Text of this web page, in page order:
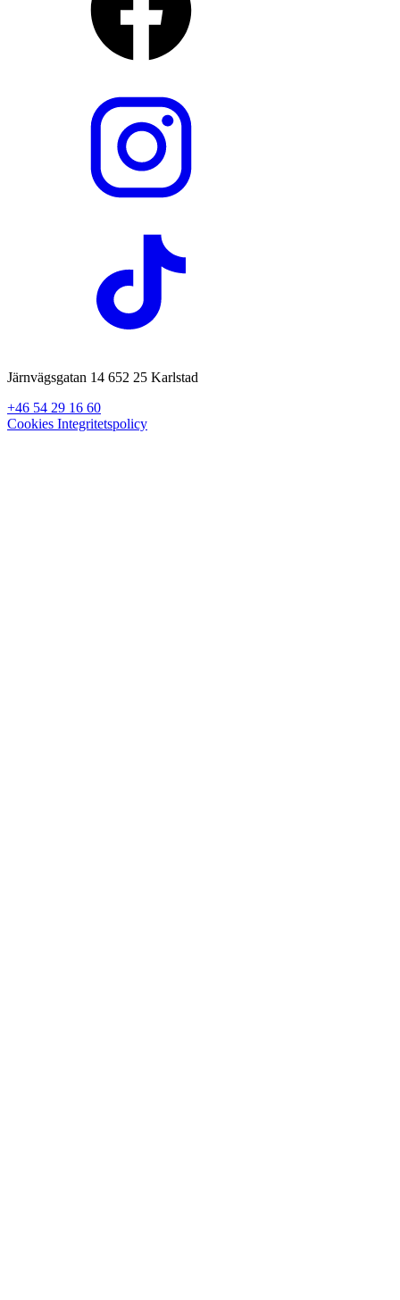
Järnvägsgatan 14 652 25 Karlstad
+46 54 29 16 60
Cookies Integritetspolicy